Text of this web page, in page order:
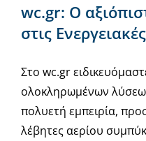
wc.gr: Ο
στις
Στο wc.gr
ολοκληρωμένων
πολυετή εμπειρία,
λέβητες αερίου